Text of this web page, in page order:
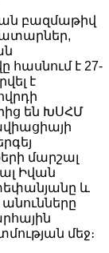
բազմաթիվ
հասնում է 27-
է
են ԽՍՀՄ
մարշալ
Իվան
և
մեջ։